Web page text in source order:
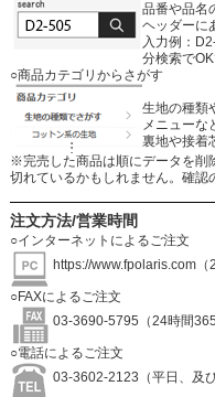
品番や品名
ヘッダーに
入力例：
分検索でOK
○商品カテゴリからさがす
生地の種類
メニューな
裏地や接着
※完売した商品は順にデータを削
切れているかもしれません。確認
注文方法/営業時間
○インターネットによるご注文
https://www.fpolaris.com（
○FAXによるご注文
03-3690-5795（24時間365
○電話によるご注文
03-3602-2123（平日、及